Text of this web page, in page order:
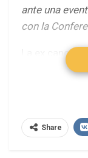
ante una
con la
La ex
tormenta
región del
ganars tiempo
Share